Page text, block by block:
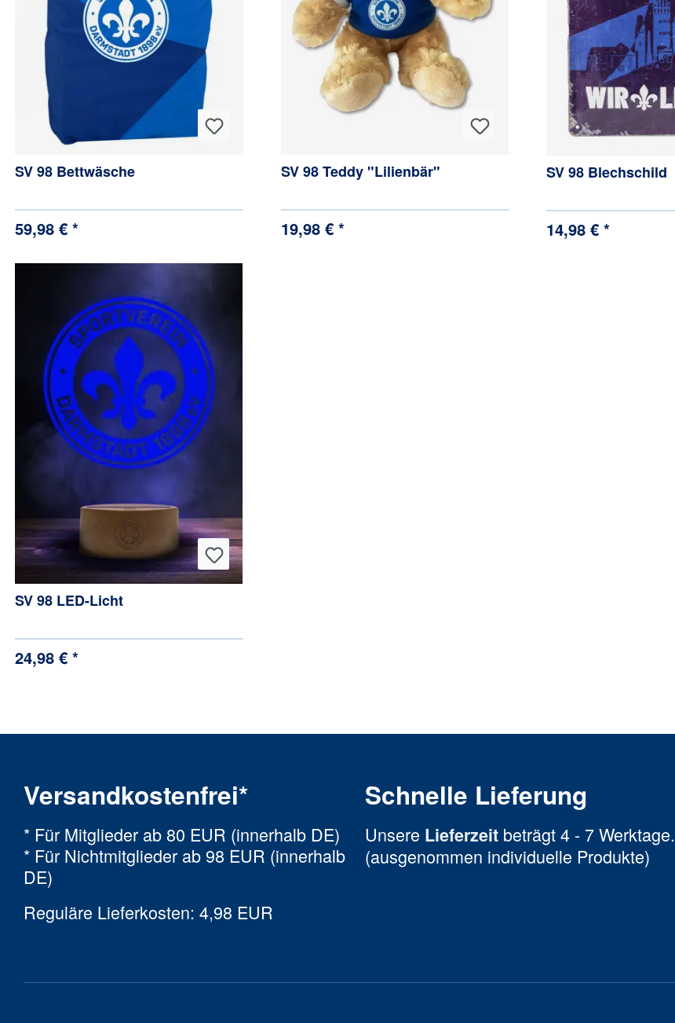
SV 98 Bettwäsche
59,98 € *
SV 98 Teddy "Lilienbär"
19,98 € *
SV 98 Blechschild
14,98 € *
SV 98 LED-Licht
24,98 € *
Versandkostenfrei*
* Für Mitglieder ab 80 EUR (innerhalb DE)
* Für Nichtmitglieder ab 98 EUR (innerhalb
DE)
Reguläre Lieferkosten: 4,98 EUR
Schnelle Lieferung
Unsere Lieferzeitbeträgt 4 - 7 Werktage.
(ausgenommen individuelle Produkte)